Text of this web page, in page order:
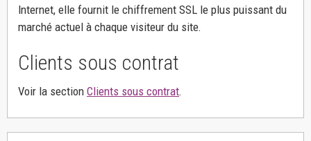
Internet, elle fournit le chiffrement SSL le plus puissant du
marché actuel à chaque visiteur du site.
Clients sous contrat
Voir la section Clients sous contrat.